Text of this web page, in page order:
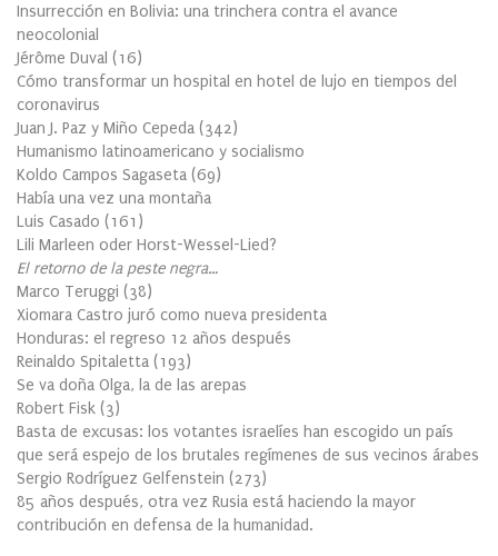
Insurrección en Bolivia: una trinchera contra el avance
neocolonial
Jérôme Duval (16)
Cómo transformar un hospital en hotel de lujo en tiempos del
coronavirus
Juan J. Paz y Miño Cepeda (342)
Humanismo latinoamericano y socialismo
Koldo Campos Sagaseta (69)
Había una vez una montaña
Luis Casado (161 )
Lili Marleen oder Horst-Wessel-Lied?
El retorno de la peste negra…
Marco Teruggi (38)
Xiomara Castro juró como nueva presidenta
Honduras: el regreso 12 años después
Reinaldo Spitaletta (193)
Se va doña Olga, la de las arepas
Robert Fisk (3)
Basta de excusas: los votantes israelíes han escogido un país
que será espejo de los brutales regímenes de sus vecinos árabes
Sergio Rodríguez Gelfenstein (273)
85 años después, otra vez Rusia está haciendo la mayor
contribución en defensa de la humanidad.